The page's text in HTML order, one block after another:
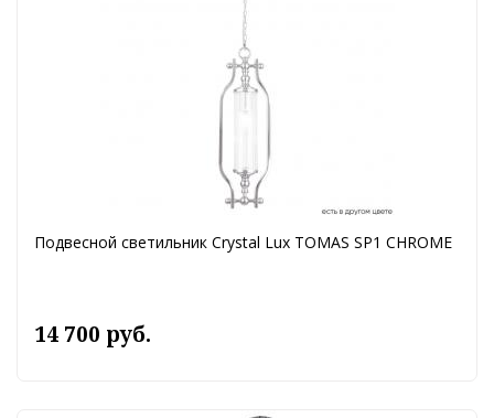
Подвесной светильник Crystal Lux TOMAS SP1 CHROME
14 700 руб.